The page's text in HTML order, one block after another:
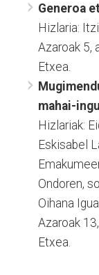
Generoa
Hizlaria:
Azaroak 5,
Etxea.
mahai-
Hizlariak:
Eskisabel
Ondoren,
Oihana
Azaroak
Etxea.